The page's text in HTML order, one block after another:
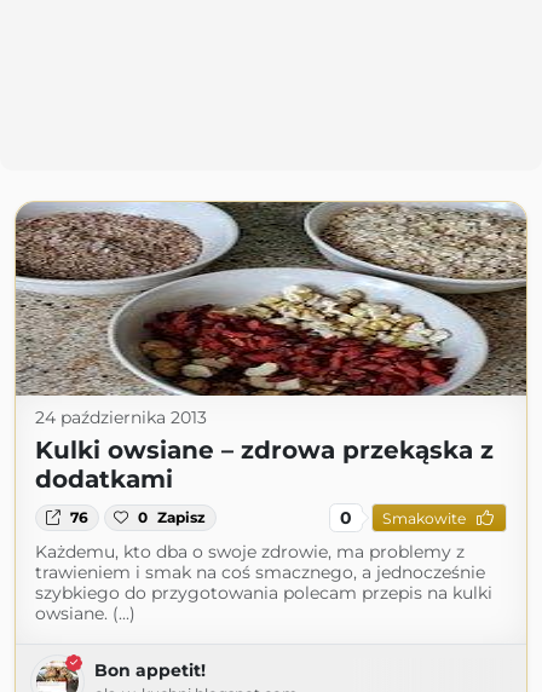
24 października 2013
Kulki owsiane – zdrowa przekąska z
dodatkami
76 0 Zapisz 0 Smakowite
Każdemu, kto dba o swoje zdrowie, ma problemy z
trawieniem i smak na coś smacznego, a jednocześnie
szybkiego do przygotowania polecam przepis na kulki
owsiane. (...)
Bon appetit!